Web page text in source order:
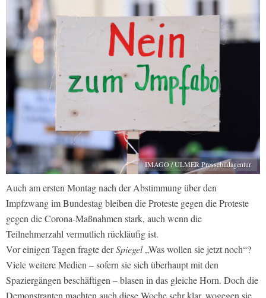
IMAGO / ULMER Pressebildagentur
Auch am ersten Montag nach der Abstimmung über den
Impfzwang im Bundestag bleiben die Proteste gegen die Proteste
gegen die Corona-Maßnahmen stark, auch wenn die
Teilnehmerzahl vermutlich rückläufig ist.
Vor einigen Tagen fragte derSpiegel„Was wollen sie jetzt noch“?
Viele weitere Medien – sofern sie sich überhaupt mit den
Spaziergängen beschäftigen – blasen in das gleiche Horn. Doch die
Demonstranten machten auch diese Woche sehr klar, wogegen sie